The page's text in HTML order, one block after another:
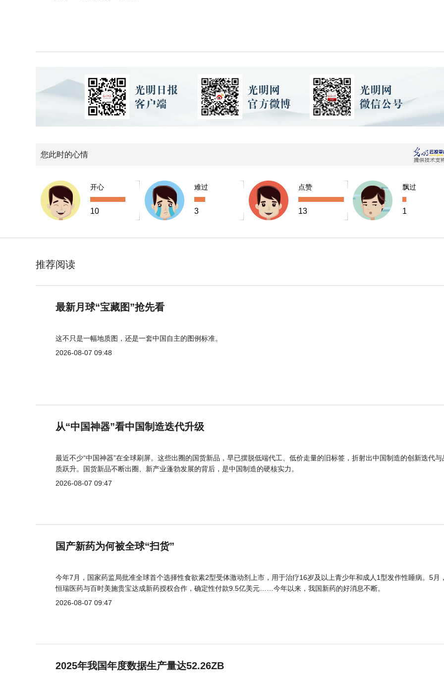
您此时的心情
开心
10
难过
3
点赞
13
飘过
1
推荐阅读
最新月球“宝藏图”抢先看
这不只是一幅地质图，还是一套中国自主的图例标准。
2026-08-07 09:48
从“中国神器”看中国制造迭代升级
最近不少“中国神器”在全球刷屏。这些出圈的国货新品，早已摆脱低端代工、低价走量的旧标签，折射出中国制造的创新迭代与
质跃升。国货新品不断出圈、新产业蓬勃发展的背后，是中国制造的硬核实力。
2026-08-07 09:47
国产新药为何被全球“扫货”
今年7月，国家药监局批准全球首个选择性食欲素2型受体激动剂上市，用于治疗16岁及以上青少年和成人1型发作性睡病。5月
恒瑞医药与百时美施贵宝达成新药授权合作，确定性付款9.5亿美元……今年以来，我国新药的好消息不断。
2026-08-07 09:47
2025年我国年度数据生产量达52.26ZB